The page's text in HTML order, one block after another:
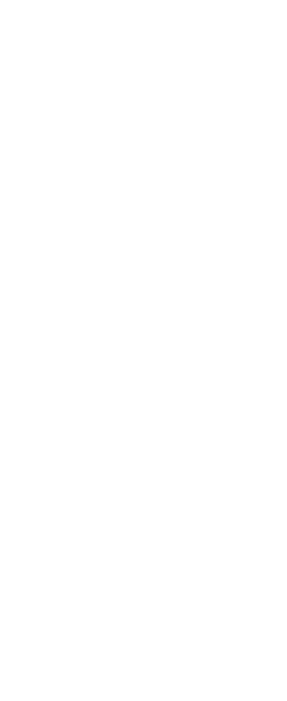
super,aj transfer na hotel. Hotel odľahlý ale to sme hľadali. Jedine
nakoľko ceny za nápoje či v minibare alebo v reštaurácii majú viac
bola super top.